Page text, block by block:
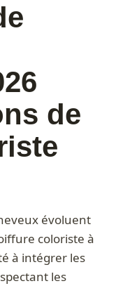
de
évoluent
coloriste à
à intégrer les
les